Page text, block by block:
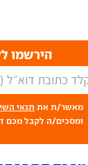
הירשמו
מאשר/ת את תנאי
ומסכים/ה לקבל מכם